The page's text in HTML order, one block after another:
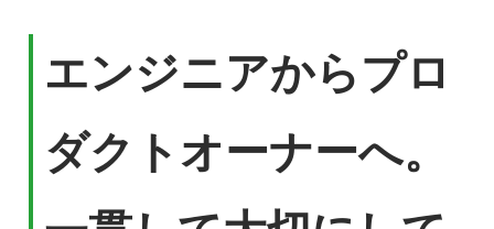
エンジニアからプロ
ダクトオーナーへ。